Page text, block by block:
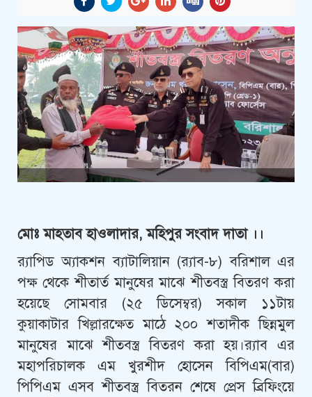
মোঃ মাহতাব হাওলাদার, মহিপুর সংবাদ দাতা ।।
র‌্যাপিড অ্যাকশন ব্যাটালিয়ান (র‌্যাব-৮) বরিশাল এর
পক্ষ থেকে শীতার্ত মানুষের মাঝে শীতবস্ত্র বিতরণ করা
হয়েছে সোমবার (২৫ ডিসেম্বর) সকাল ১১টায়
কুয়াকাটার খিল্লারক্ষেত মাঠে ২০০ শতাদীক ছিন্নমুল
মানুষের মাঝে শীতবস্ত্র বিতরণ করা হয়।র‌্যাব এর
মহাপরিচালক এম খুরশীদ হোসেন বিপিএম(বার)
পিপিএম এসব শীতবস্ত্র বিতরন শেষে প্রেস ব্রিফিংয়ে